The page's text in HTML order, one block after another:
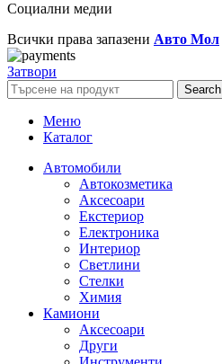
Социални медии
Всички права запазени Авто Мол
Затвори
Search
Меню
Каталог
Автомобили
Автокозметика
Аксесоари
Екстериор
Електроника
Интериор
Светлини
Стелки
Химия
Камиони
Аксесоари
Други